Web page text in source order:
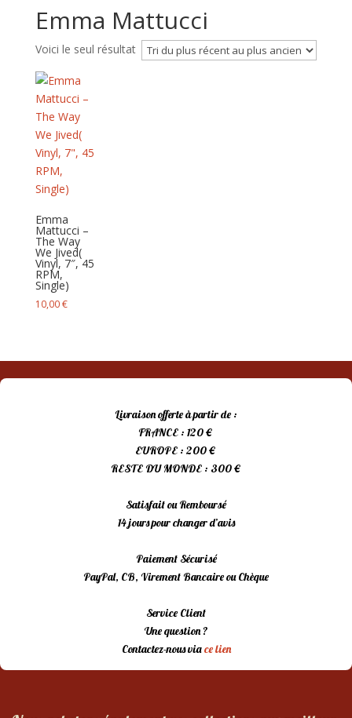
Emma Mattucci
Voici le seul résultat
Emma
Mattucci –
The Way
We Jived(
Vinyl, 7″, 45
RPM,
Single)
10,00€
Livraison offerte à partir de :
FRANCE : 120 €
EUROPE : 200 €
RESTE DU MONDE : 300 €
Satisfait ou Remboursé
14 jours pour changer d’avis
Paiement Sécurisé
PayPal, CB, Virement Bancaire ou Chèque
Service Client
Une question ?
Contactez-nous viace lien